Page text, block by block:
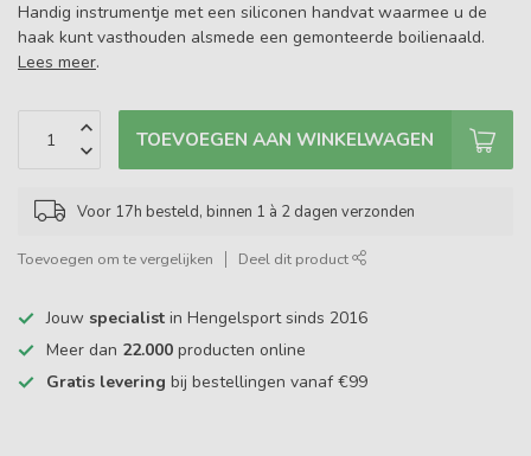
Handig instrumentje met een siliconen handvat waarmee u de
haak kunt vasthouden alsmede een gemonteerde boilienaald.
Lees meer.
TOEVOEGEN AAN WINKELWAGEN
Voor 17h besteld, binnen 1 à 2 dagen verzonden
Toevoegen om te vergelijken Deel dit product
Jouw specialist in Hengelsport sinds 2016
Meer dan 22.000 producten online
Gratis levering bij bestellingen vanaf €99